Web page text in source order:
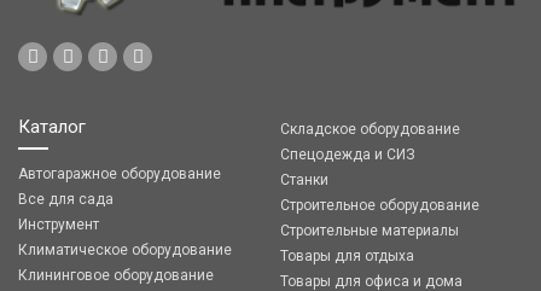
Каталог
Автогаражное оборудование
Все для сада
Инструмент
Климатическое оборудование
Клининговое оборудование
Складское оборудование
Спецодежда и СИЗ
Станки
Строительное оборудование
Строительные материалы
Товары для отдыха
Товары для офиса и дома